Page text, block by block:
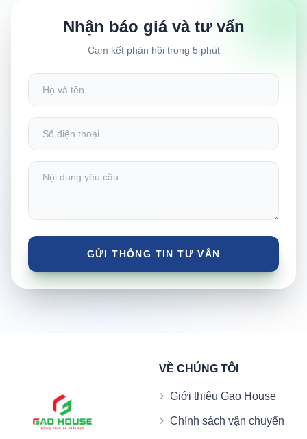
Nhận báo giá và tư vấn
Cam kết phản hồi trong 5 phút
VỀ CHÚNG TÔI
Giới thiệu Gạo House
Chính sách vận chuyển